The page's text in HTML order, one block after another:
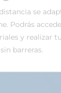
se
Podrás
y realizar
barreras.